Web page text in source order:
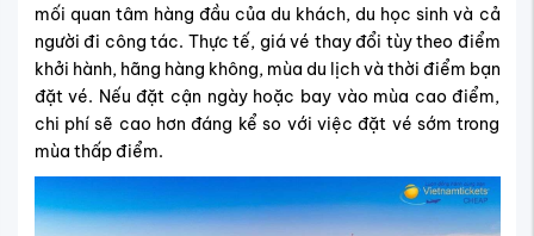
mối quan tâm hàng đầu của du khách, du học sinh và cả
người đi công tác. Thực tế, giá vé thay đổi tùy theo điểm
khởi hành, hãng hàng không, mùa du lịch và thời điểm bạn
đặt vé. Nếu đặt cận ngày hoặc bay vào mùa cao điểm,
chi phí sẽ cao hơn đáng kể so với việc đặt vé sớm trong
mùa thấp điểm.